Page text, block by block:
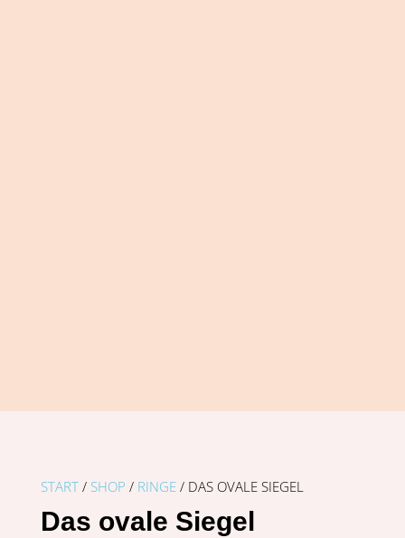
START/ SHOP / RINGE/ DAS OVALE SIEGEL
Das ovale Siegel